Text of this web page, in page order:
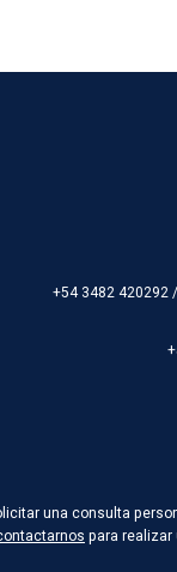
+54 3482 420292
una consulta
para